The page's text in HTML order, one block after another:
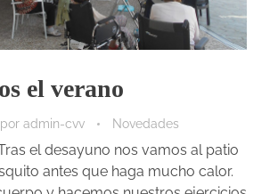
el verano
por admin-cvv Novedades
el desayuno nos vamos al patio
antes que haga mucho calor.